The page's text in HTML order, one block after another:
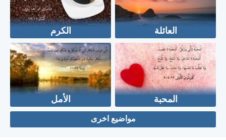
العائلة الكرم
المحبة الأمل
مواضيع اخرى